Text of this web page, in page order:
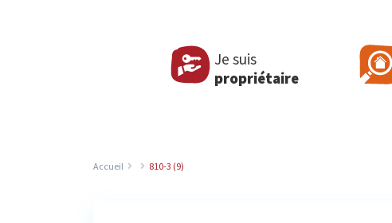
Je suis
propriétaire
Accueil 810-3 (9)